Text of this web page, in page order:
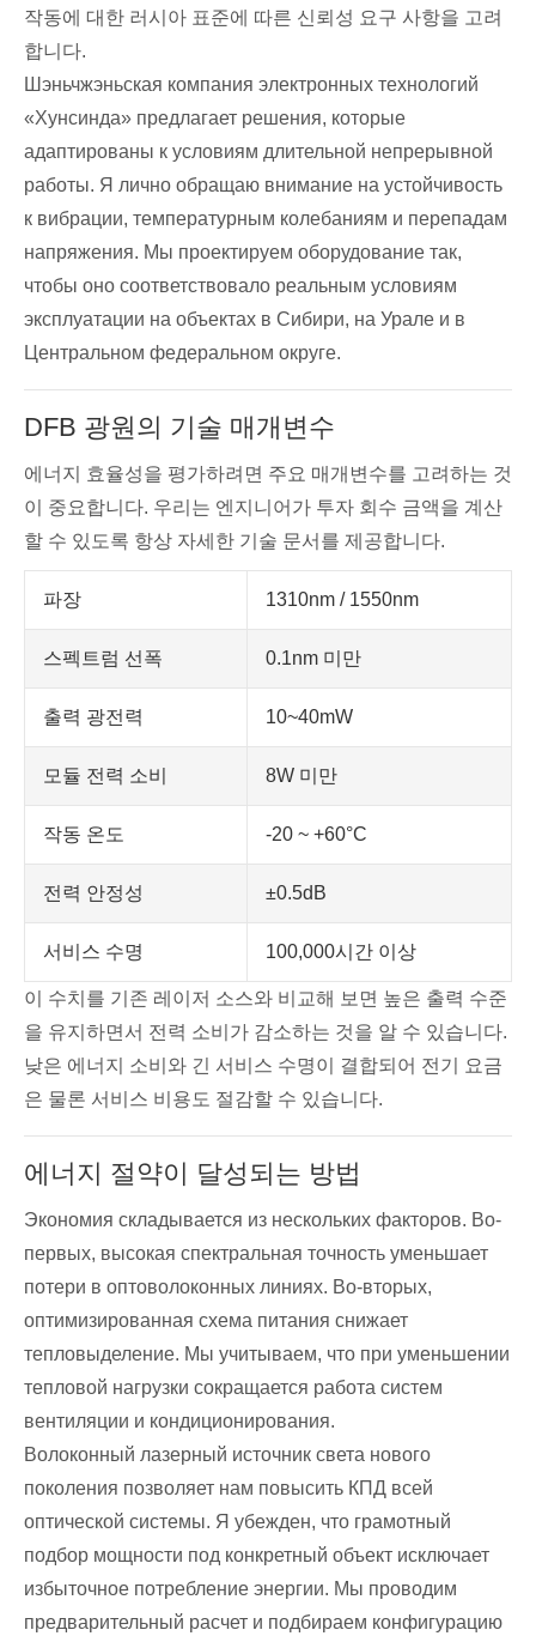
작동에 대한 러시아 표준에 따른 신뢰성 요구 사항을 고려
합니다.
Шэньчжэньская компания электронных технологий
«Хунсинда» предлагает решения, которые
адаптированы к условиям длительной непрерывной
работы. Я лично обращаю внимание на устойчивость
к вибрации, температурным колебаниям и перепадам
напряжения. Мы проектируем оборудование так,
чтобы оно соответствовало реальным условиям
эксплуатации на объектах в Сибири, на Урале и в
Центральном федеральном округе.
DFB 광원의 기술 매개변수
에너지 효율성을 평가하려면 주요 매개변수를 고려하는 것
이 중요합니다. 우리는 엔지니어가 투자 회수 금액을 계산
할 수 있도록 항상 자세한 기술 문서를 제공합니다.
파장 1310nm / 1550nm
스펙트럼 선폭 0.1nm 미만
출력 광전력 10~40mW
모듈 전력 소비 8W 미만
작동 온도 -20 ~ +60°C
전력 안정성 ±0.5dB
서비스 수명 100,000시간 이상
이 수치를 기존 레이저 소스와 비교해 보면 높은 출력 수준
을 유지하면서 전력 소비가 감소하는 것을 알 수 있습니다.
낮은 에너지 소비와 긴 서비스 수명이 결합되어 전기 요금
은 물론 서비스 비용도 절감할 수 있습니다.
에너지 절약이 달성되는 방법
Экономия складывается из нескольких факторов. Во-
первых, высокая спектральная точность уменьшает
потери в оптоволоконных линиях. Во-вторых,
оптимизированная схема питания снижает
тепловыделение. Мы учитываем, что при уменьшении
тепловой нагрузки сокращается работа систем
вентиляции и кондиционирования.
Волоконный лазерный источник света нового
поколения позволяет нам повысить КПД всей
оптической системы. Я убежден, что грамотный
подбор мощности под конкретный объект исключает
избыточное потребление энергии. Мы проводим
предварительный расчет и подбираем конфигурацию